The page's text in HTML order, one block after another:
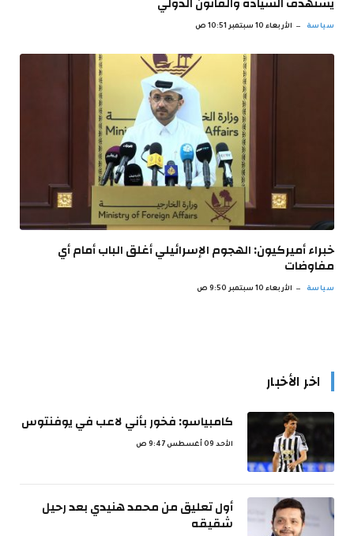
سياسة الأربعاء 10 سبتمبر 10:51 ص
خبراء أميركيون: الهجوم الإسرائيلي أغلق الباب أمام أي
مفاوضات
سياسة الأربعاء 10 سبتمبر 9:50 ص
اخر الأخبار
كامبياسو: فخور بأني لاعب في يوفنتوس
الأحد 09 أغسطس 9:47 ص
أول تعليق من محمد هنيدي بعد رحيل
شقيقه